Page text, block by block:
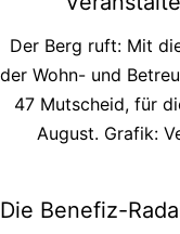
Der Berg ruft: Mit
der Wohn- und
47 Mutscheid, für
August. Grafik:
Die Benefiz-